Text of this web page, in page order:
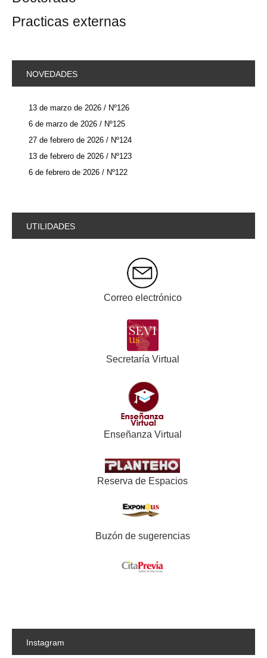
Practicas externas
NOVEDADES
13 de marzo de 2026 / Nº126
6 de marzo de 2026 / Nº125
27 de febrero de 2026 / Nº124
13 de febrero de 2026 / Nº123
6 de febrero de 2026 / Nº122
UTILIDADES
Correo electrónico
Secretaría Virtual
Enseñanza Virtual
Reserva de Espacios
Buzón de sugerencias
Instagram